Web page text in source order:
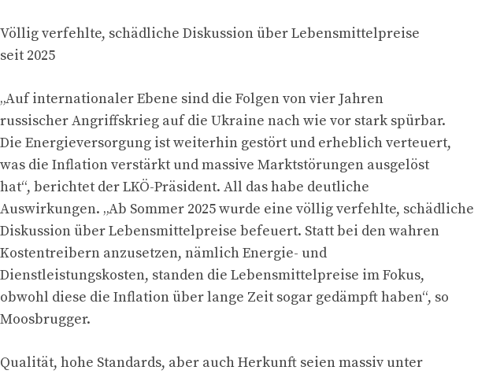
Völlig verfehlte, schädliche Diskussion über Lebensmittelpreise
seit 2025
„Auf internationaler Ebene sind die Folgen von vier Jahren
russischer Angriffskrieg auf die Ukraine nach wie vor stark spürbar.
Die Energieversorgung ist weiterhin gestört und erheblich verteuert,
was die Inflation verstärkt und massive Marktstörungen ausgelöst
hat“, berichtet der LKÖ-Präsident. All das habe deutliche
Auswirkungen. „Ab Sommer 2025 wurde eine völlig verfehlte, schädliche
Diskussion über Lebensmittelpreise befeuert. Statt bei den wahren
Kostentreibern anzusetzen, nämlich Energie- und
Dienstleistungskosten, standen die Lebensmittelpreise im Fokus,
obwohl diese die Inflation über lange Zeit sogar gedämpft haben“, so
Moosbrugger.
Qualität, hohe Standards, aber auch Herkunft seien massiv unter